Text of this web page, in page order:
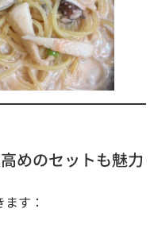
めのセットも魅力
す：